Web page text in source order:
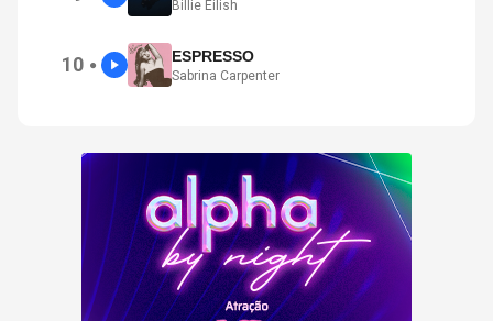
Billie Eilish
10 ● ESPRESSO
Sabrina Carpenter